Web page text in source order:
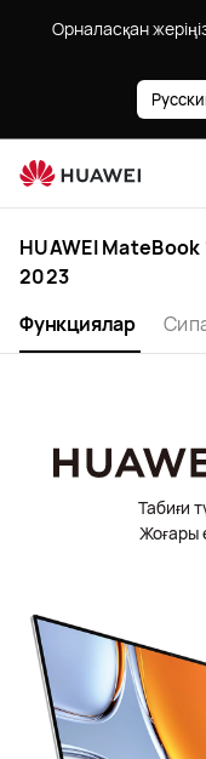
MateBook
Орналасқан
HUAWEI MateBook
2023
Функциялар
Табиғи
Жоғары